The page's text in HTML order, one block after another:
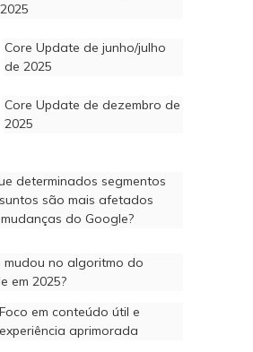
2025
Core Update de junho/julho
de 2025
Core Update de dezembro de
2025
determinados segmentos
são mais afetados
do Google?
mudou no algoritmo do
em 2025?
Foco em conteúdo útil e
experiência aprimorada